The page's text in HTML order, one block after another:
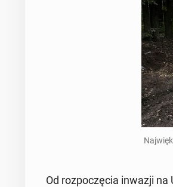
Od roz­po­czę­cia inwazji na